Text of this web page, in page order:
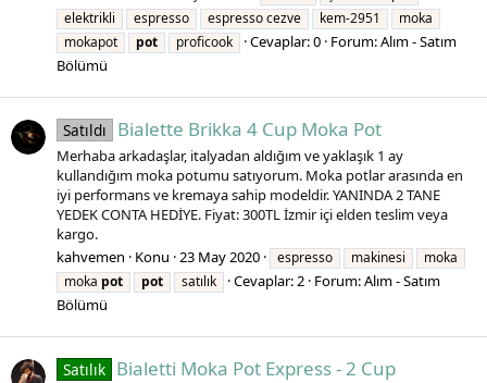
elektrikli
espresso espresso cezve kem-2951
moka
mokapot
pot proficook Cevaplar: 0 Forum:Alım - Satım
Bölümü
Satıldı Bialette Brikka 4 Cup Moka Pot
Merhaba arkadaşlar, italyadan aldığım ve yaklaşık 1 ay
kullandığım moka potumu satıyorum. Moka potlar arasında en
iyi performans ve kremaya sahip modeldir. YANINDA 2 TANE
YEDEK CONTA HEDİYE. Fiyat: 300TL İzmir içi elden teslim veya
kargo.
kahvemen
Konu 23 May 2020 espresso makinesi
moka
moka pot pot satılık Cevaplar: 2 Forum:Alım - Satım
Bölümü
Satılık Bialetti Moka Pot Express - 2 Cup